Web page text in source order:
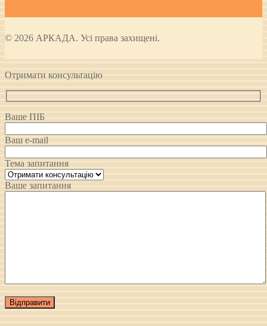
© 2026 АРКАДА. Усі права захищені.
Отримати консультацію
Ваше ПІБ
Ваш e-mail
Тема запитання
Ваше запитання